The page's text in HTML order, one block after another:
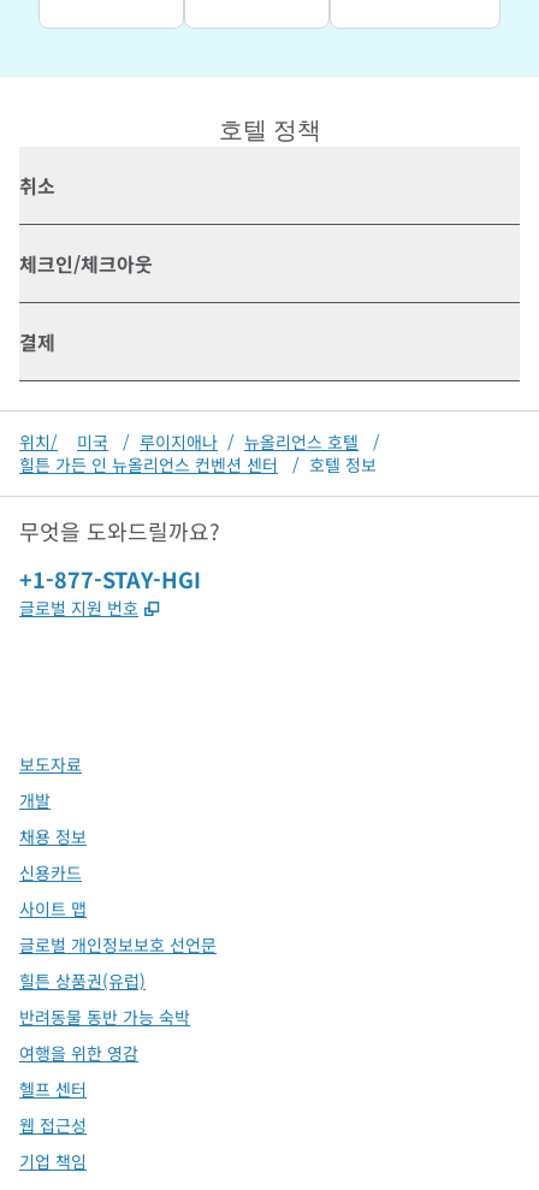
호텔 정책
취소
체크인/체크아웃
결제
위치/ 미국 / 루이지애나 / 뉴올리언스 호텔
/
힐튼 가든 인 뉴올리언스 컨벤션 센터
/ 호텔 정보
무엇을 도와드릴까요?
전화:
+1-877-STAY-HGI
글로벌 지원 번호 ,
보도자료
개발
채용 정보
신용카드
사이트 맵
글로벌 개인정보보호 선언문
힐튼 상품권(유럽)
반려동물 동반 가능 숙박
여행을 위한 영감
헬프 센터
웹 접근성
기업 책임